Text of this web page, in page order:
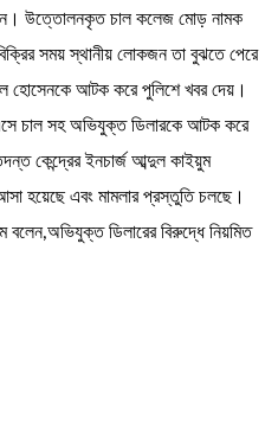
উত্তোলনকৃত চাল কলেজ মোড় নামক
সময় স্থানীয় লোকজন তা বুঝতে পেরে
হোসেনকে আটক করে পুলিশে খবর দেয়।
চাল সহ অভিযুক্ত ডিলারকে আটক করে
কেন্দ্রের ইনচার্জ আব্দুল কাইয়ুম
হয়েছে এবং মামলার প্রস্তুতি চলছে।
বলেন,অভিযুক্ত ডিলারের বিরুদ্ধে নিয়মিত